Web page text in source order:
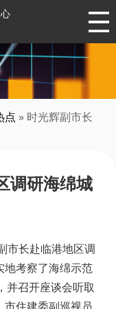
点 » 时光辉副市长
调研海绵城
市长赴临港地区调
地考察了海绵示范
并召开座谈会听取